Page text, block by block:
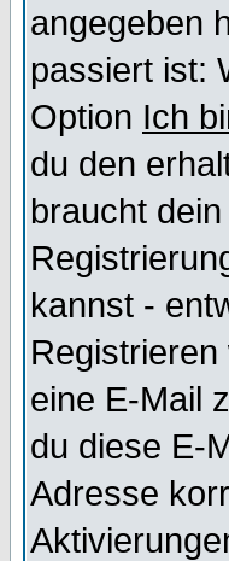
angegeben
passiert ist:
Option Ich
du den
braucht
kannst -
eine E-Mail
du diese E-
Adresse